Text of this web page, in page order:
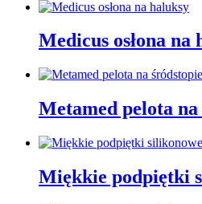
Medicus osłona na
Metamed pelota
Miękkie podpiętki